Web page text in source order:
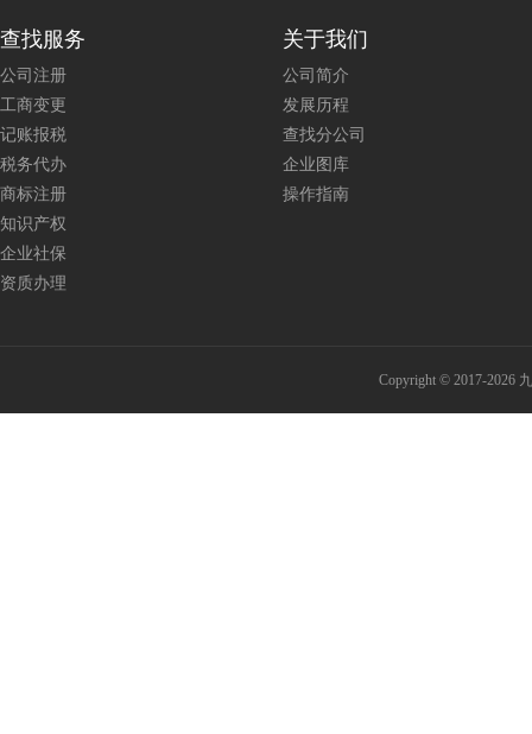
查找服务
公司注册
工商变更
记账报税
税务代办
商标注册
知识产权
企业社保
资质办理
关于我们
公司简介
发展历程
查找分公司
企业图库
操作指南
Copyright © 2017-2026